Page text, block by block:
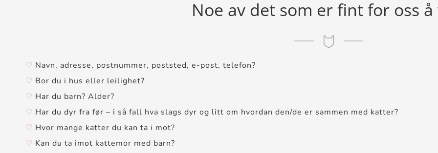
Noe av det som er fint for oss
♡ Navn, adresse, postnummer, poststed, e-post, telefon?
♡ Bor du i hus eller leilighet?
♡ Har du barn? Alder?
♡ Har du dyr fra før – i så fall hva slags dyr og litt om hvordan den/de er sammen med katter?
♡ Hvor mange katter du kan ta i mot?
♡ Kan du ta imot kattemor med barn?